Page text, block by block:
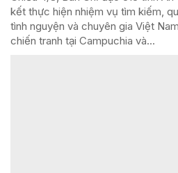
kết thực hiện nhiệm vụ tìm kiếm,
tình nguyện và chuyên gia Việt
chiến tranh tại Campuchia và...